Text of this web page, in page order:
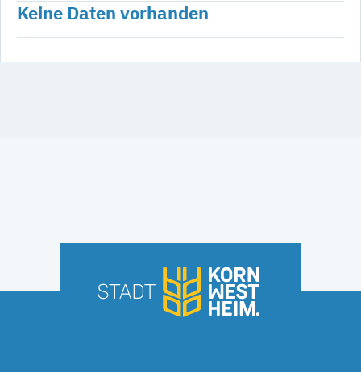
Keine Daten vorhanden